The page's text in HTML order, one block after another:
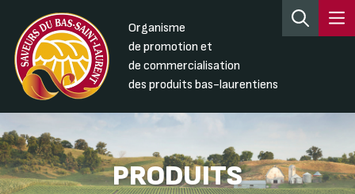
Organisme
de promotion et
de commercialisation
des produits bas-laurentiens
PRODUITS